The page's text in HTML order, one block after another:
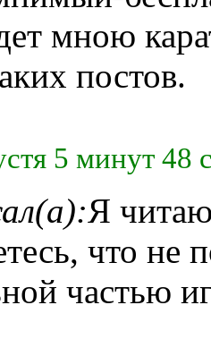
мною
постов.
5 минут 48
Я
что не
частью